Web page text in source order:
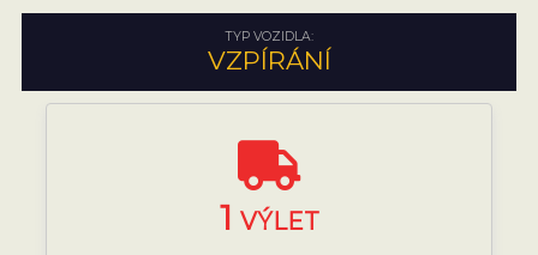
TYP VOZIDLA:
VZPÍRÁNÍ
1 VÝLET